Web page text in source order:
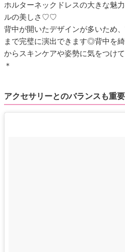
ホルターネックドレスの大きな魅
ルの美しさ♡♡
背中が開いたデザインが多いため
まで完璧に演出できます◎背中を
からスキンケアや姿勢に気をつけ
＊
アクセサリーとのバランスも重